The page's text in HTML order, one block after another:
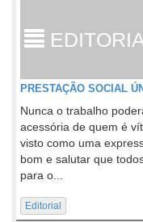
PRESTAÇÃO SOCIAL
Nunca o trabalho
acessória de quem é
visto como uma
bom e salutar que
para o...
Editorial